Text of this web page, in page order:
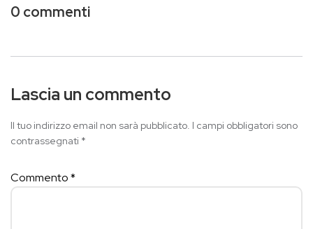
0 commenti
Lascia un commento
Il tuo indirizzo email non sarà pubblicato. I campi obbligatori sono
contrassegnati *
Commento*